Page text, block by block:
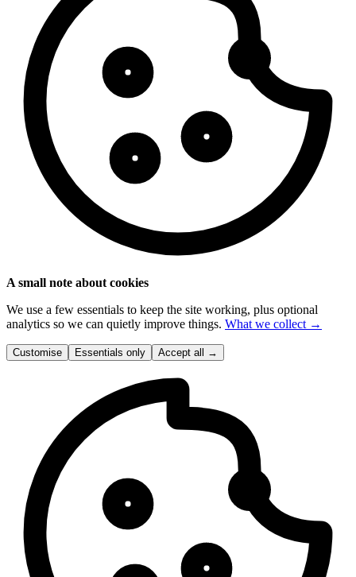
A small note about cookies
We use a few essentials to keep the site working, plus optional
analytics so we can quietly improve things. What we collect →
Customise Essentials only Accept all →